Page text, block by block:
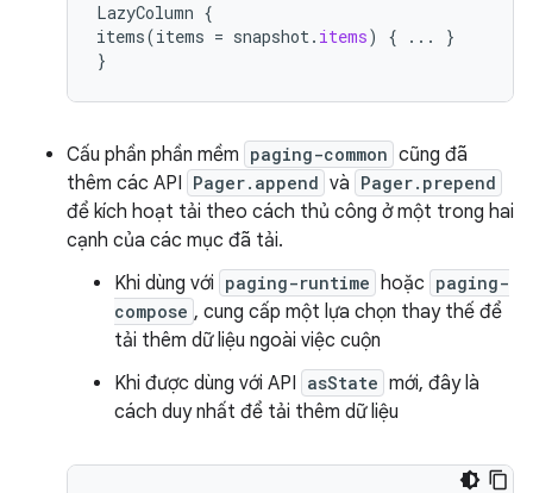
LazyColumn {
items(items = snapshot. items) { ...
}
}
Cấu phần phần mềm paging-common cũng đã
thêm các API Pager.append và Pager.prepend
để kích hoạt tải theo cách thủ công ở một trong hai
cạnh của các mục đã tải.
Khi dùng với paging-runtime hoặc paging-
compose , cung cấp một lựa chọn thay thế để
tải thêm dữ liệu ngoài việc cuộn
Khi được dùng với API asState mới, đây là
cách duy nhất để tải thêm dữ liệu